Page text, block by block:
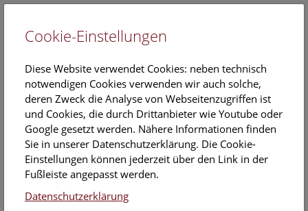
EN
NHM Über den Dächern
Wiens (auf Englisch)
Samstag, 01. Februar 2025, 15:00 Uhr – 16:00 Uhr |
Cookie-Einstellungen
Diese Website verwendet Cookies: neben technisch
notwendigen Cookies verwenden wir auch solche,
deren Zweck die Analyse von Webseitenzugriffen ist
und Cookies, die durch Drittanbieter wie Youtube oder
Google gesetzt werden. Nähere Informationen finden
Sie in unserer Datenschutzerklärung. Die Cookie-
Einstellungen können jederzeit über den Link in der
Fußleiste angepasst werden.
Datenschutzerklärung